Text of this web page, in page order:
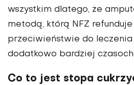
wszystkim dlatego, że
metodą, którą NFZ
przeciwieństwie do leczenia
dodatkowo bardziej
Co to jest stopa